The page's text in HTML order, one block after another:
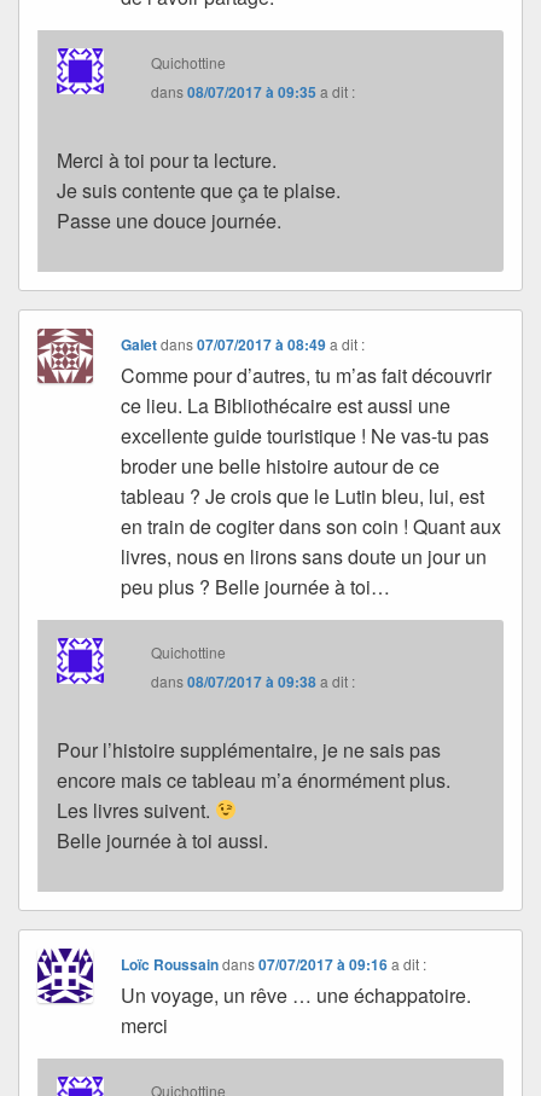
Quichottine
dans08/07/2017 à 09:35 a dit :
Merci à toi pour ta lecture.
Je suis contente que ça te plaise.
Passe une douce journée.
Galetdans07/07/2017 à 08:49 a dit :
Comme pour d’autres, tu m’as fait découvrir
ce lieu. La Bibliothécaire est aussi une
excellente guide touristique ! Ne vas-tu pas
broder une belle histoire autour de ce
tableau ? Je crois que le Lutin bleu, lui, est
en train de cogiter dans son coin ! Quant aux
livres, nous en lirons sans doute un jour un
peu plus ? Belle journée à toi…
Quichottine
dans08/07/2017 à 09:38a dit :
Pour l’histoire supplémentaire, je ne sais pas
encore mais ce tableau m’a énormément plus.
Les livres suivent.
Belle journée à toi aussi.
Loïc Roussaindans07/07/2017 à 09:16 a dit :
Un voyage, un rêve … une échappatoire.
merci
Quichottine